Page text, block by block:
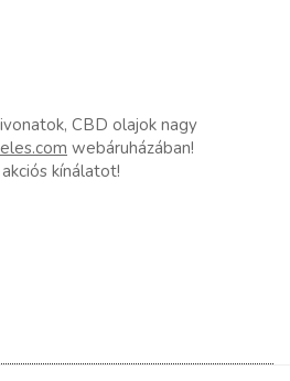
CBD olajok nagy
webáruházában!
kínálatot!